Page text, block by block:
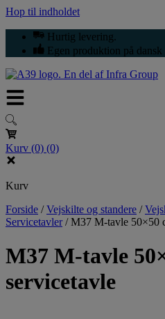
Hop til indholdet
Hurtig levering.
Egen produktion på
Kurv (0) (0)
Kurv
Forside /Vejskilte og standere /
Servicetavler /M37 M-tavle 50×50
M37 M-tavle
servicetavle